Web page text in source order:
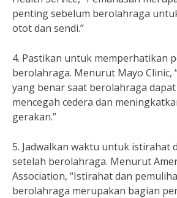
penting sebelum berolahraga
otot dan sendi.”
4. Pastikan untuk memperhatikan
berolahraga. Menurut Mayo Clinic,
yang benar saat berolahraga
mencegah cedera dan
gerakan.”
5. Jadwalkan waktu untuk istirahat
setelah berolahraga. Menurut
Association, “Istirahat dan
berolahraga merupakan bagian